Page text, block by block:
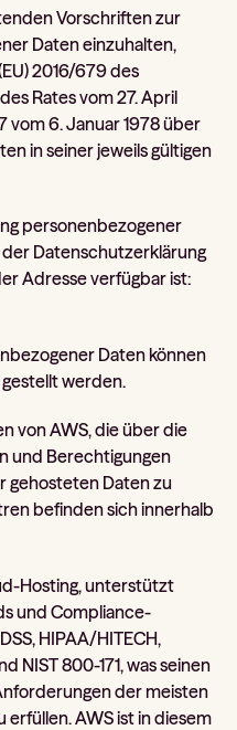
Vorschriften zur
Daten einzuhalten,
2016/679 des
Rates vom 27. April
vom 6. Januar 1978 über
in seiner jeweils gültigen
personenbezogener
Datenschutzerklärung
Adresse verfügbar ist:
Daten können
gestellt werden.
von AWS, die über die
und Berechtigungen
gehosteten Daten zu
befinden sich innerhalb
Hosting, unterstützt
und Compliance-
HIPAA/HITECH,
NIST 800-171, was seinen
der meisten
AWS ist in diesem